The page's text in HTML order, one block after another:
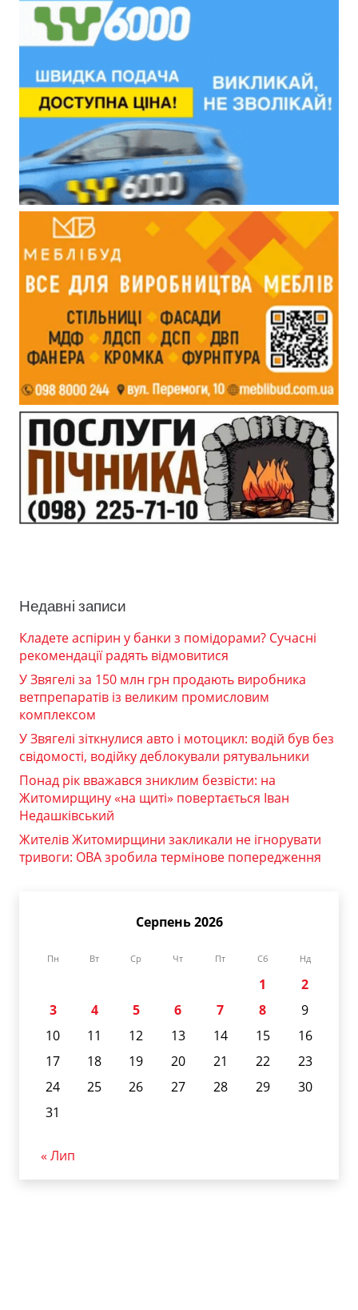
Недавні записи
Кладете аспірин у банки з помідорами? Сучасні
рекомендації радять відмовитися
У Звягелі за 150 млн грн продають виробника
ветпрепаратів із великим промисловим
комплексом
У Звягелі зіткнулися авто і мотоцикл: водій був без
свідомості, водійку деблокували рятувальники
Понад рік вважався зниклим безвісти: на
Житомирщину «на щиті» повертається Іван
Недашківський
Жителів Житомирщини закликали не ігнорувати
тривоги: ОВА зробила термінове попередження
Серпень 2026
Пн Вт Ср Чт Пт Сб Нд
1
2
3
4 5 6 7 8
9
10
11 12 13 14 15
16
17
18 19 20 21 22
23
24
25 26 27 28 29
30
31
« Лип